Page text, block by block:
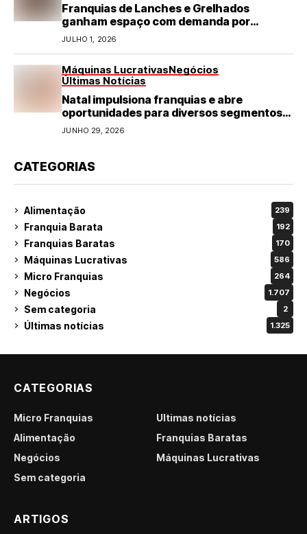
Franquias de Lanches e Grelhados
ganham espaço com demanda por
refeições rápidas e de qualidade
JULHO 1, 2026
Máquinas LucrativasNegócios
Últimas Notícias
Natal impulsiona franquias e abre
oportunidades para diversos segmentos
do varejo
JUNHO 29, 2026
CATEGORIAS
Alimentação 239
Franquia Barata 192
Franquias Baratas 170
Máquinas Lucrativas 586
Micro Franquias 264
Negócios 1.707
Sem categoria 2
Últimas notícias 1.325
CATEGORIAS
Micro Franquias
Últimas notícias
Alimentação
Franquias Baratas
Negócios
Máquinas Lucrativas
Sem categoria
ARTIGOS